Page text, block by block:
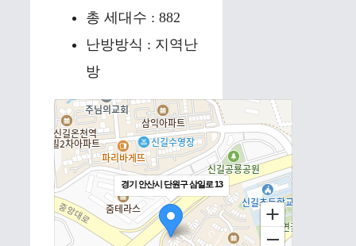
총 세대수 : 882
난방방식 : 지역난
방
경기 안산시 단원구 삼일로 13